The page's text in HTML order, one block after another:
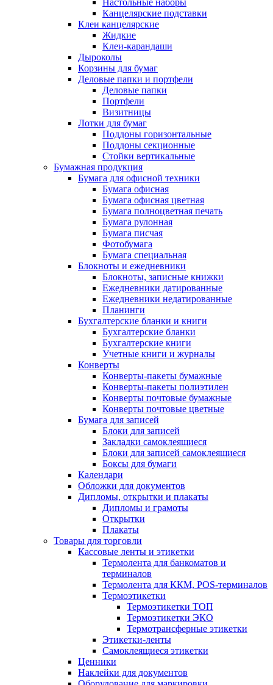
Настольные наборы
Канцелярские подставки
Клеи канцелярские
Жидкие
Клеи-карандаши
Дыроколы
Корзины для бумаг
Деловые папки и портфели
Деловые папки
Портфели
Визитницы
Лотки для бумаг
Поддоны горизонтальные
Поддоны секционные
Стойки вертикальные
Бумажная продукция
Бумага для офисной техники
Бумага офисная
Бумага офисная цветная
Бумага полноцветная печать
Бумага рулонная
Бумага писчая
Фотобумага
Бумага специальная
Блокноты и ежедневники
Блокноты, записные книжки
Ежедневники датированные
Ежедневники недатированные
Планинги
Бухгалтерские бланки и книги
Бухгалтерские бланки
Бухгалтерские книги
Учетные книги и журналы
Конверты
Конверты-пакеты бумажные
Конверты-пакеты полиэтилен
Конверты почтовые бумажные
Конверты почтовые цветные
Бумага для записей
Блоки для записей
Закладки самоклеящиеся
Блоки для записей самоклеящиеся
Боксы для бумаги
Календари
Обложки для документов
Дипломы, открытки и плакаты
Дипломы и грамоты
Открытки
Плакаты
Товары для торговли
Кассовые ленты и этикетки
Термолента для банкоматов и
терминалов
Термолента для ККМ, POS-терминалов
Термоэтикетки
Термоэтикетки ТОП
Термоэтикетки ЭКО
Термотрансферные этикетки
Этикетки-ленты
Самоклеящиеся этикетки
Ценники
Наклейки для документов